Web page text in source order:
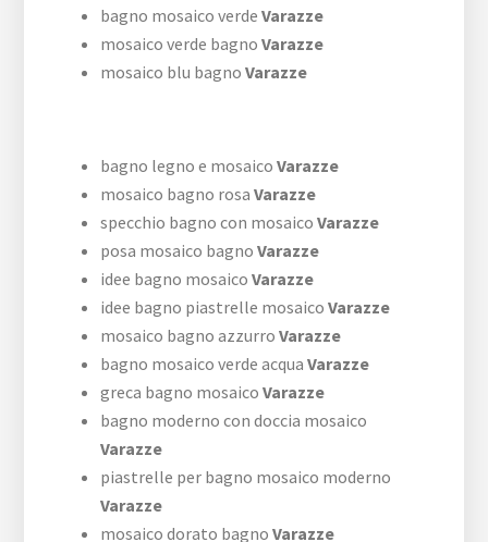
bagno mosaico verde Varazze
mosaico verde bagno Varazze
mosaico blu bagno Varazze
bagno legno e mosaico Varazze
mosaico bagno rosa Varazze
specchio bagno con mosaico Varazze
posa mosaico bagno Varazze
idee bagno mosaico Varazze
idee bagno piastrelle mosaico Varazze
mosaico bagno azzurro Varazze
bagno mosaico verde acqua Varazze
greca bagno mosaico Varazze
bagno moderno con doccia mosaico
Varazze
piastrelle per bagno mosaico moderno
Varazze
mosaico dorato bagno Varazze